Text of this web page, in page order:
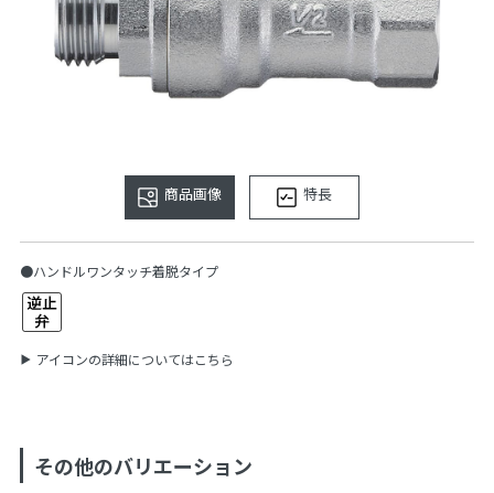
商品画像 特長
●ハンドルワンタッチ着脱タイプ
アイコンの詳細についてはこちら
その他のバリエーション